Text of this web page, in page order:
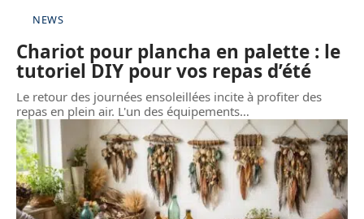
NEWS
Chariot pour plancha en palette : le
tutoriel DIY pour vos repas d’été
Le retour des journées ensoleillées incite à profiter des
repas en plein air. L'un des équipements…